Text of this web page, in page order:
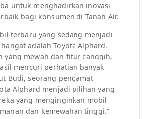
untuk menghadirkan inovasi
bagi konsumen di Tanah Air.
terbaru yang sedang menjadi
adalah Toyota Alphard.
yang mewah dan fitur canggih,
mencuri perhatian banyak
Budi, seorang pengamat
Alphard menjadi pilihan yang
yang menginginkan mobil
dan kemewahan tinggi.”